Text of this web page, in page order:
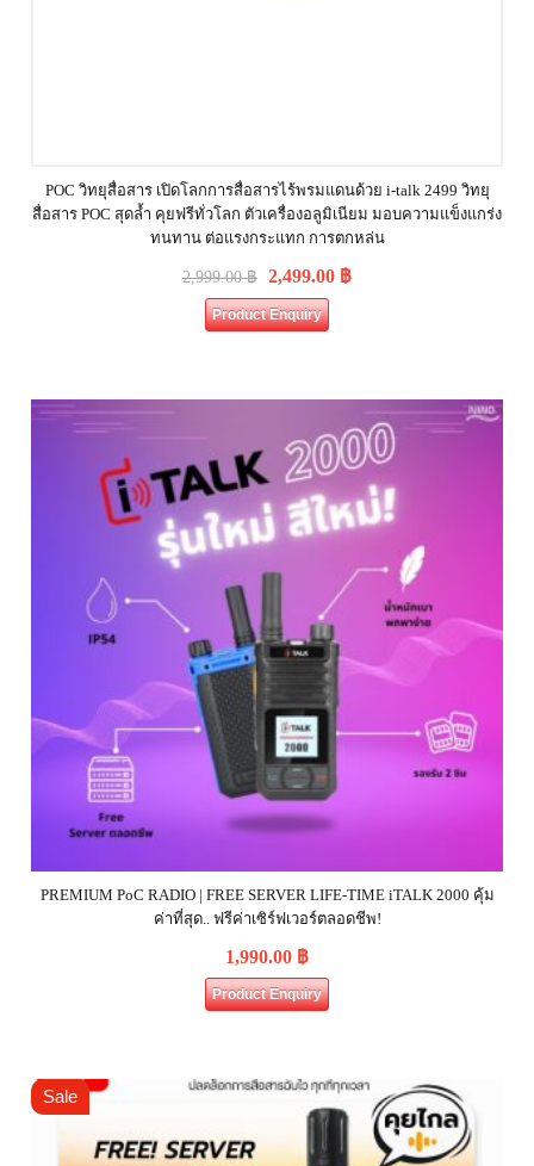
POC วิทยุสื่อสาร เปิดโลกการสื่อสารไร้พรมแดนด้วย i-talk 2499 วิทยุ
สื่อสาร POC สุดล้ำ คุยฟรีทั่วโลก ตัวเครื่องอลูมิเนียม มอบความแข็งแกร่ง
ทนทาน ต่อแรงกระแทก การตกหล่น
2,999.00฿ 2,499.00 ฿
Product Enquiry
PREMIUM PoC RADIO | FREE SERVER LIFE-TIME iTALK 2000 คุ้ม
ค่าที่สุด.. ฟรีค่าเซิร์ฟเวอร์ตลอดชีพ!
1,990.00 ฿
Product Enquiry
Sale